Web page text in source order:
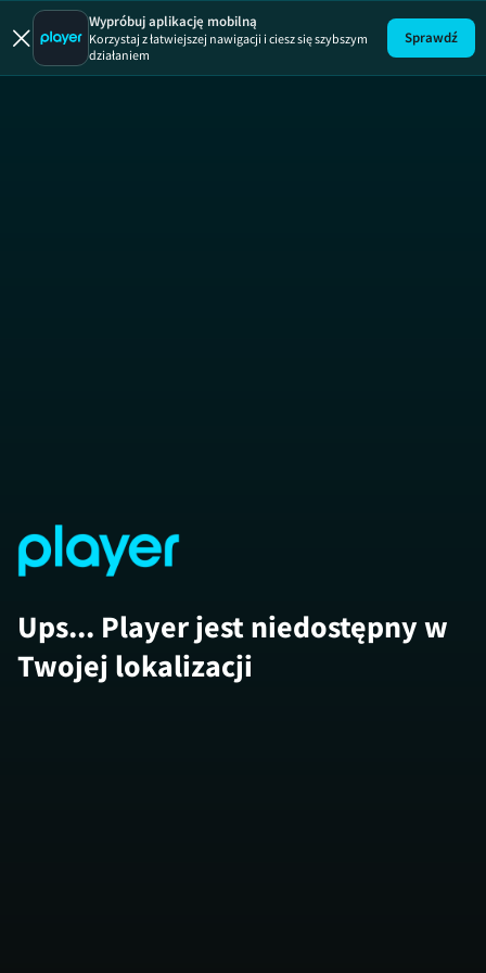
Odrobina
Wypróbuj aplikację mobilną
Korzystaj z łatwiejszej nawigacji i ciesz się szybszym
działaniem
Sprawdź
Ups... Player jest niedostępny w
Twojej lokalizacji